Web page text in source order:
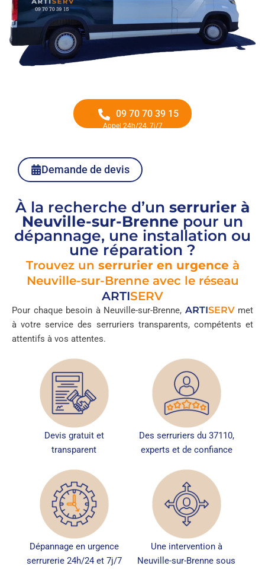
09 70 70 39 15
Appel 24h/24, 7j/7
Demande de devis
À la recherche d’un serrurier à
Neuville-sur-Brenne pour un
dépannage, une installation ou
une réparation ?
Trouvez un serrurier en urgence à
Neuville-sur-Brenne avec le réseau
ARTISERV
Pour chaque besoin à Neuville-sur-Brenne, ARTISERV met
à votre service des serruriers transparents, compétents et
attentifs à vos attentes.
Devis gratuit et
transparent
Des serruriers du 37110,
experts et de confiance
Dépannage en urgence
serrurerie 24h/24 et 7j/7
Une intervention à
Neuville-sur-Brenne sous